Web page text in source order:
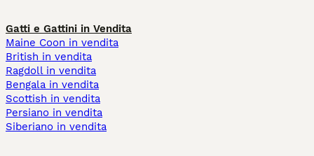
Gatti e Gattini in Vendita
Maine Coon in vendita
British in vendita
Ragdoll in vendita
Bengala in vendita
Scottish in vendita
Persiano in vendita
Siberiano in vendita